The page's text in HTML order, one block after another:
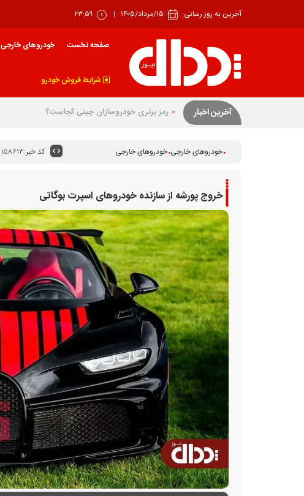
آخرین به روز رسانی: ۱۵/مرداد/۱۴۰۵ ۲۳:۵۹
صفحه نخست خودروهای خارجی
شرایط فروش خودرو
آخرین اخبار بهار زیان‌ساز خودرو
خودروهای خارجی خودروهای خارجی کد خبر:۱۵۸۶۱۳
خروج پورشه از سازنده خودرو‌های اسپرت بوگاتی